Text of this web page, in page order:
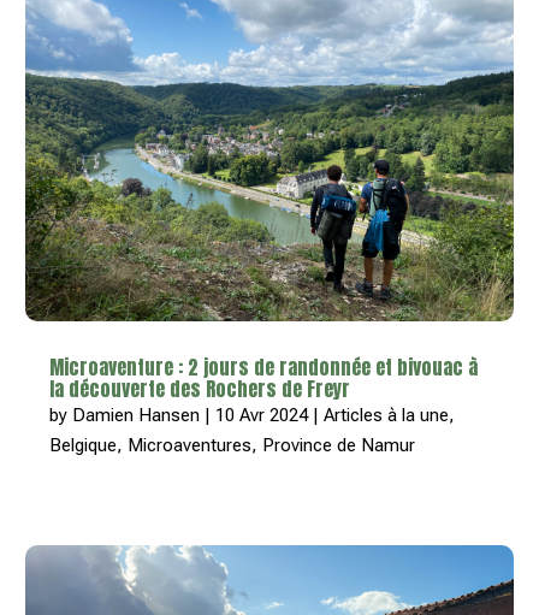
Microaventure : 2 jours de randonnée et bivouac à
la découverte des Rochers de Freyr
by Damien Hansen | 10 Avr 2024|Articles à la une,
Belgique, Microaventures, Province de Namur